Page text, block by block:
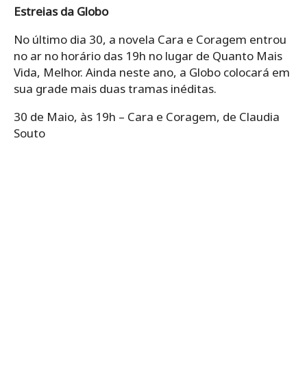
Estreias da Globo
No último dia 30, a novela Cara e Coragem entrou
no ar no horário das 19h no lugar de Quanto Mais
Vida, Melhor. Ainda neste ano, a Globo colocará em
sua grade mais duas tramas inéditas.
30 de Maio, às 19h – Cara e Coragem, de Claudia
Souto